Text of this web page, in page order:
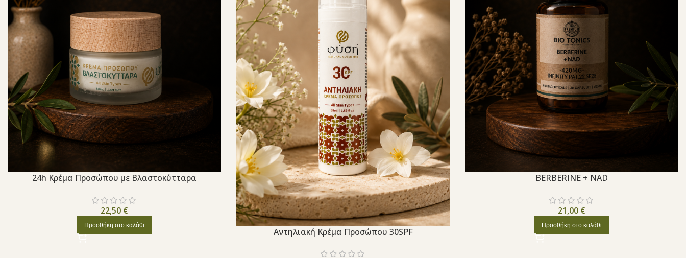
24h Κρέμα Προσώπου με Βλαστοκύτταρα
22,50 €
Προσθήκη στο καλάθι
Aντηλιακή Κρέμα Προσώπου 30SPF
BERBERINE + NAD
21,00 €
Προσθήκη στο καλάθι